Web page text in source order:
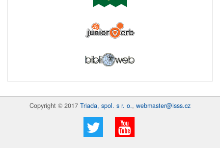
Copyright © 2017 Triada, spol. s r. o., webmaster@isss.cz
TwitterYouTube